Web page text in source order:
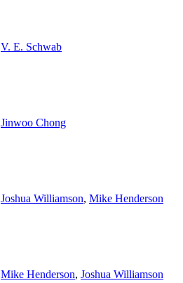
V. E. Schwab
Jinwoo Chong
Joshua Williamson, Mike Henderson
Mike Henderson, Joshua Williamson